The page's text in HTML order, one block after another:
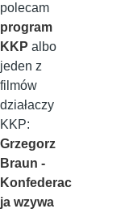
polecam
program
KKP albo
jeden z
filmów
działaczy
KKP:
Grzegorz
Braun -
Konfederac
ja wzywa